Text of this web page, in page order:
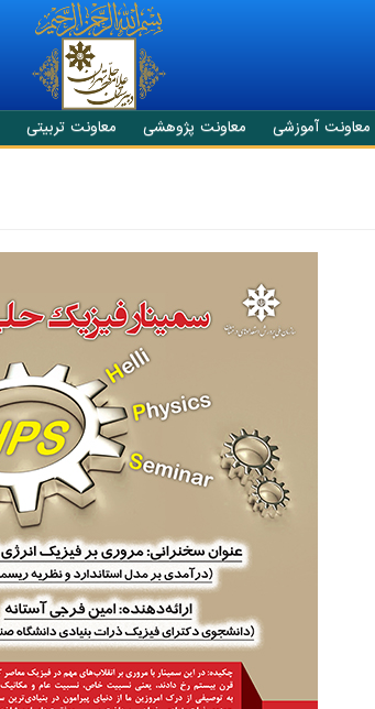
معاونت آموزشی معاونت پژوهشی معاونت تربیتی